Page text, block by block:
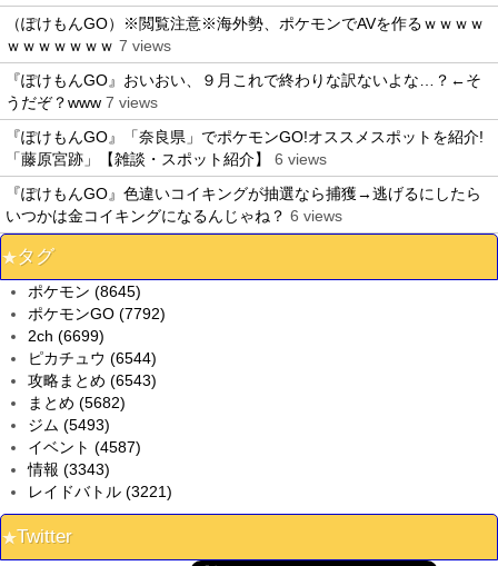
（ぽけもんGO）※閲覧注意※海外勢、ポケモンでAVを作るｗｗｗｗ
ｗｗｗｗｗｗｗ 7 views
『ぽけもんGO』おいおい、９月これで終わりな訳ないよな…？←そ
うだぞ？www 7 views
『ぽけもんGO』「奈良県」でポケモンGO!オススメスポットを紹介!
「藤原宮跡」【雑談・スポット紹介】
6 views
『ぽけもんGO』色違いコイキングが抽選なら捕獲→逃げるにしたら
いつかは金コイキングになるんじゃね？ 6 views
タグ
ポケモン (8645)
ポケモンGO (7792)
2ch (6699)
ピカチュウ (6544)
攻略まとめ (6543)
まとめ (5682)
ジム (5493)
イベント (4587)
情報 (3343)
レイドバトル (3221)
Twitter